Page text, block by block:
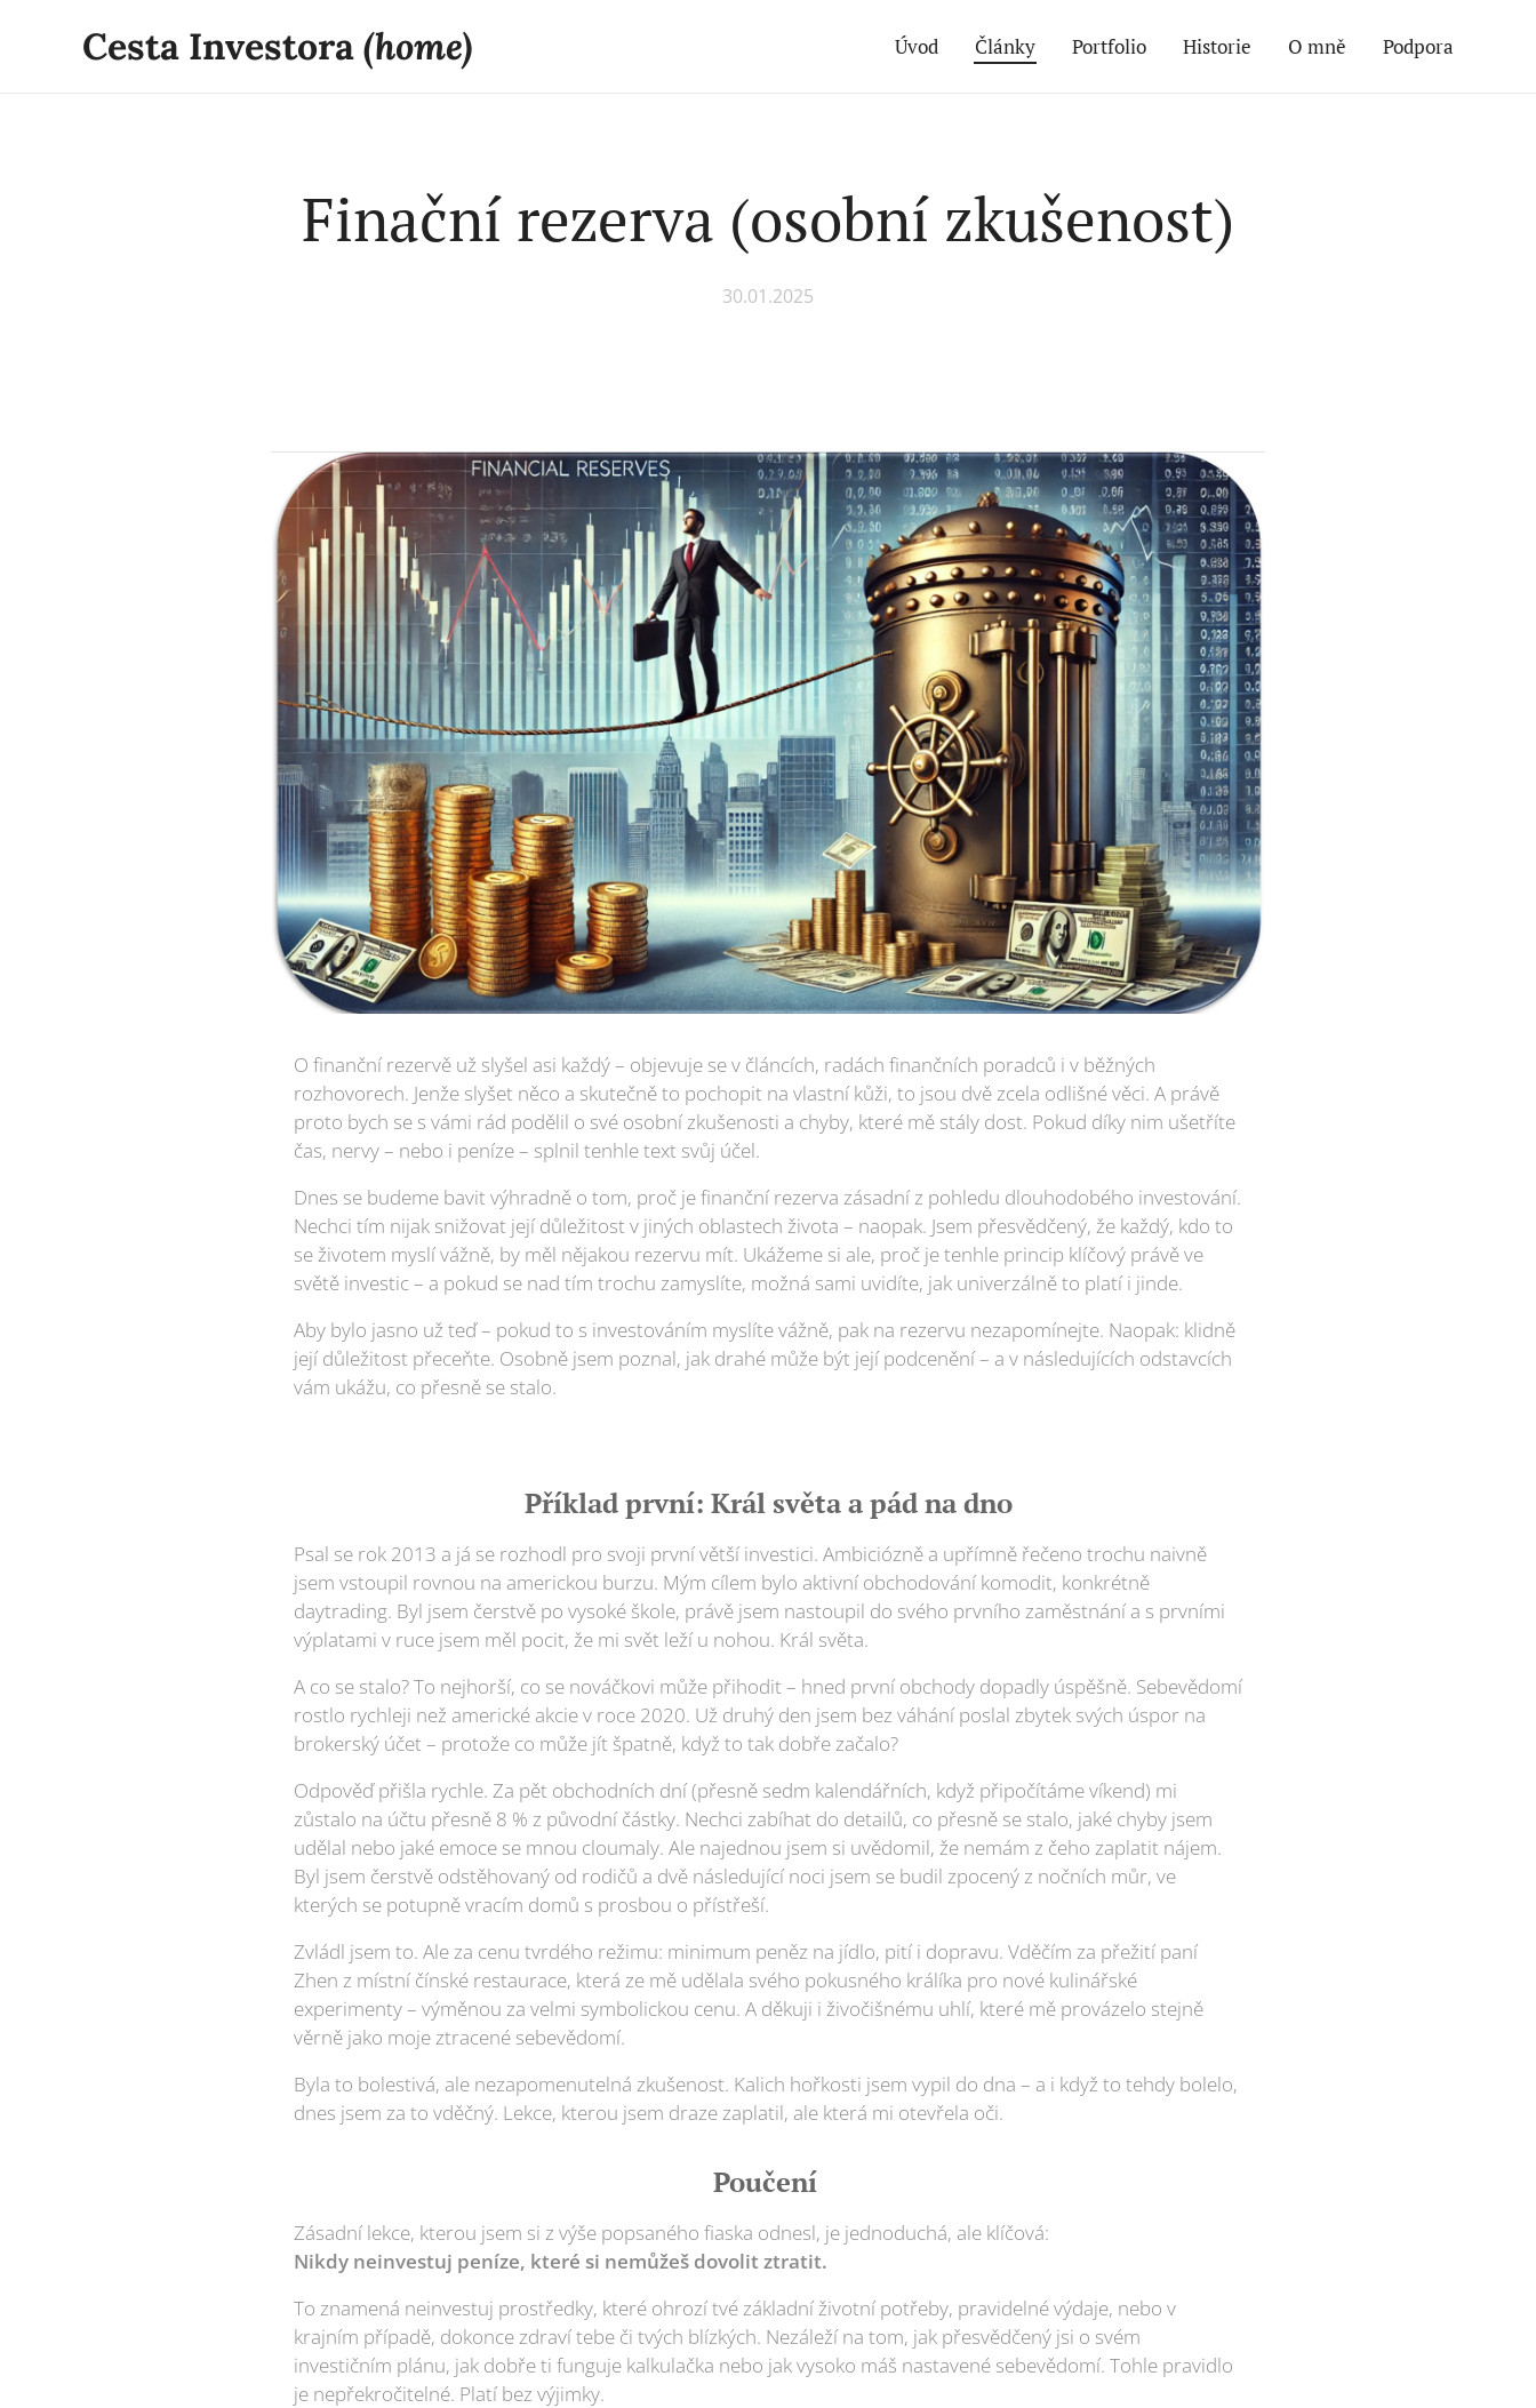
Cesta Investora(home) Úvod Články Portfolio Historie O mně Podpora
Finační rezerva (osobní zkušenost)
30.01.2025
O finanční rezervě už slyšel asi každý – objevuje se v článcích, radách finančních poradců i v běžných
rozhovorech. Jenže slyšet něco a skutečně to pochopit na vlastní kůži, to jsou dvě zcela odlišné věci. A právě
proto bych se s vámi rád podělil o své osobní zkušenosti a chyby, které mě stály dost. Pokud díky nim ušetříte
čas, nervy – nebo i peníze – splnil tenhle text svůj účel.
Dnes se budeme bavit výhradně o tom, proč je finanční rezerva zásadní z pohledu dlouhodobého investování.
Nechci tím nijak snižovat její důležitost v jiných oblastech života – naopak. Jsem přesvědčený, že každý, kdo to
se životem myslí vážně, by měl nějakou rezervu mít. Ukážeme si ale, proč je tenhle princip klíčový právě ve
světě investic – a pokud se nad tím trochu zamyslíte, možná sami uvidíte, jak univerzálně to platí i jinde.
Aby bylo jasno už teď – pokud to s investováním myslíte vážně, pak na rezervu nezapomínejte. Naopak: klidně
její důležitost přeceňte. Osobně jsem poznal, jak drahé může být její podcenění – a v následujících odstavcích
vám ukážu, co přesně se stalo.
Příklad první: Král světa a pád na dno
Psal se rok 2013 a já se rozhodl pro svoji první větší investici. Ambiciózně a upřímně řečeno trochu naivně
jsem vstoupil rovnou na americkou burzu. Mým cílem bylo aktivní obchodování komodit, konkrétně
daytrading. Byl jsem čerstvě po vysoké škole, právě jsem nastoupil do svého prvního zaměstnání a s prvními
výplatami v ruce jsem měl pocit, že mi svět leží u nohou. Král světa.
A co se stalo? To nejhorší, co se nováčkovi může přihodit – hned první obchody dopadly úspěšně. Sebevědomí
rostlo rychleji než americké akcie v roce 2020. Už druhý den jsem bez váhání poslal zbytek svých úspor na
brokerský účet – protože co může jít špatně, když to tak dobře začalo?
Odpověď přišla rychle. Za pět obchodních dní (přesně sedm kalendářních, když připočítáme víkend) mi
zůstalo na účtu přesně 8 % z původní částky. Nechci zabíhat do detailů, co přesně se stalo, jaké chyby jsem
udělal nebo jaké emoce se mnou cloumaly. Ale najednou jsem si uvědomil, že nemám z čeho zaplatit nájem.
Byl jsem čerstvě odstěhovaný od rodičů a dvě následující noci jsem se budil zpocený z nočních můr, ve
kterých se potupně vracím domů s prosbou o přístřeší.
Zvládl jsem to. Ale za cenu tvrdého režimu: minimum peněz na jídlo, pití i dopravu. Vděčím za přežití paní
Zhen z místní čínské restaurace, která ze mě udělala svého pokusného králíka pro nové kulinářské
experimenty – výměnou za velmi symbolickou cenu. A děkuji i živočišnému uhlí, které mě provázelo stejně
věrně jako moje ztracené sebevědomí.
Byla to bolestivá, ale nezapomenutelná zkušenost. Kalich hořkosti jsem vypil do dna – a i když to tehdy bolelo,
dnes jsem za to vděčný. Lekce, kterou jsem draze zaplatil, ale která mi otevřela oči.
Poučení
Zásadní lekce, kterou jsem si z výše popsaného fiaska odnesl, je jednoduchá, ale klíčová:
Nikdy neinvestuj peníze, které si nemůžeš dovolit ztratit.
To znamená neinvestuj prostředky, které ohrozí tvé základní životní potřeby, pravidelné výdaje, nebo v
krajním případě, dokonce zdraví tebe či tvých blízkých. Nezáleží na tom, jak přesvědčený jsi o svém
investičním plánu, jak dobře ti funguje kalkulačka nebo jak vysoko máš nastavené sebevědomí. Tohle pravidlo
je nepřekročitelné. Platí bez výjimky.